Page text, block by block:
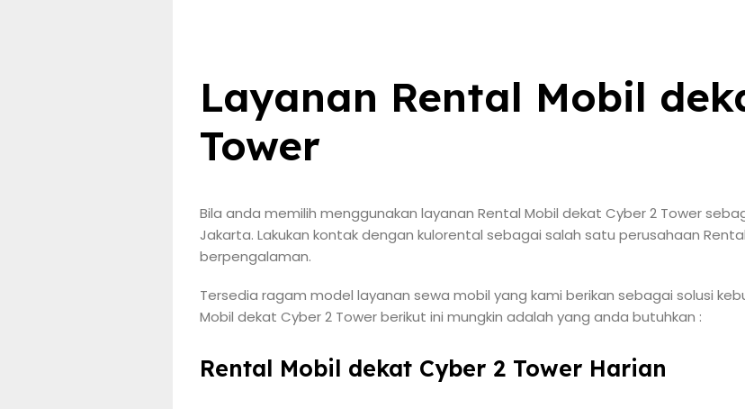
Layanan Rental Mobil
Tower
Bila anda memilih menggunakan layanan Rental Mobil dekat Cyber 2 Tower
Jakarta. Lakukan kontak dengan kulorental sebagai salah satu perusahaan
berpengalaman.
Tersedia ragam model layanan sewa mobil yang kami berikan sebagai solusi
Mobil dekat Cyber 2 Tower berikut ini mungkin adalah yang anda butuhkan :
Rental Mobil dekat Cyber 2 Tower Harian